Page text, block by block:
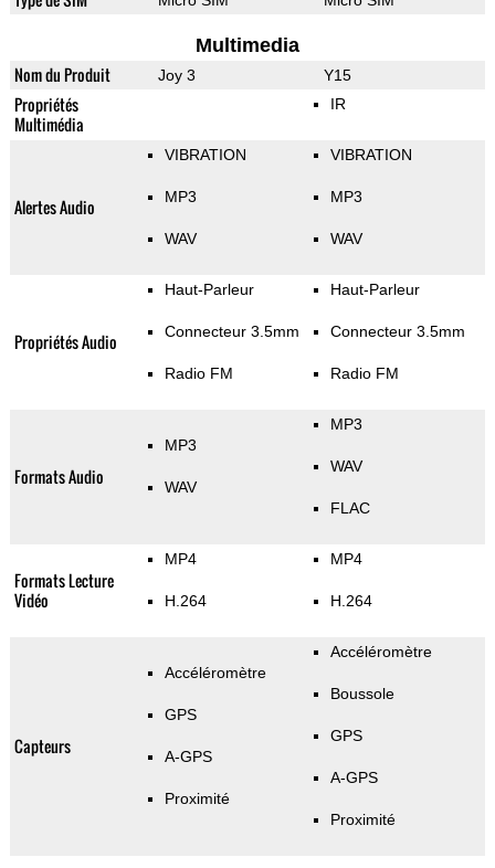
Multimedia
Nom du Produit Joy 3 Y15
Propriétés
Multimédia
IR
Alertes Audio
VIBRATION
MP3
WAV
VIBRATION
MP3
WAV
Propriétés Audio
Haut-Parleur
Connecteur 3.5mm
Radio FM
Haut-Parleur
Connecteur 3.5mm
Radio FM
Formats Audio
MP3
WAV
MP3
WAV
FLAC
Formats Lecture
Vidéo
MP4
H.264
MP4
H.264
Capteurs
Accéléromètre
GPS
A-GPS
Proximité
Accéléromètre
Boussole
GPS
A-GPS
Proximité